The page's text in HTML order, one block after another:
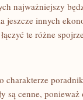
najważniejszy
jeszcze innych
te różne
charakterze
są cenne,